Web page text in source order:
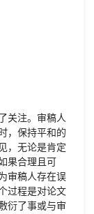
关注。审稿人
，保持平和的
，无论是肯定
果合理且可
审稿人存在误
过程是对论文
衍了事或与审